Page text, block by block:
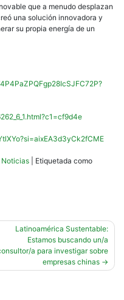
que a menudo desplazan
una solución innovadora y
su propia energía de un
Noticias
Etiquetada como
Latinoamérica Sustentable:
Estamos buscando un/a
a para investigar sobre
empresas chinas